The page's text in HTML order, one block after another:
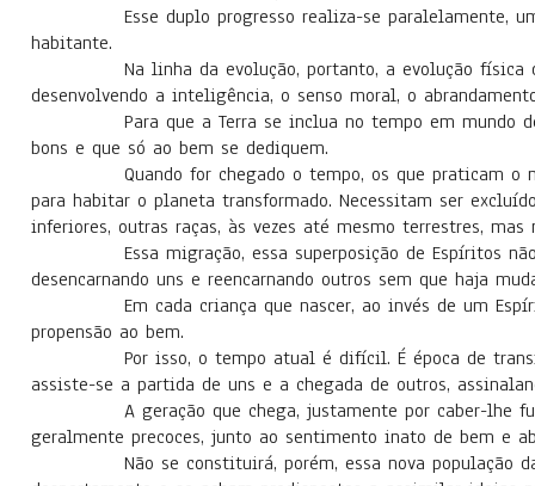
Esse duplo progresso realiza-se paralelamente, uma
habitante.
Na linha da evolução, portanto, a evolução física de
desenvolvendo a inteligência, o senso moral, o
Para que a Terra se inclua no tempo em mundo de
bons e que só ao bem se dediquem.
Quando for chegado o tempo, os que praticam o mal
para habitar o planeta transformado. Necessitam ser
inferiores, outras raças, às vezes até mesmo terrestres, mas
Essa migração, essa superposição de Espíritos não
desencarnando uns e reencarnando outros sem que haja
Em cada criança que nascer, ao invés de um Espírito
propensão ao bem.
Por isso, o tempo atual é difícil. É época de
assiste-se a partida de uns e a chegada de outros,
A geração que chega, justamente por caber-lhe
geralmente precoces, junto ao sentimento inato de bem e
Não se constituirá, porém, essa nova população da